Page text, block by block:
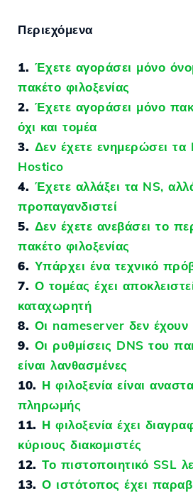
Περιεχόμενα
1. Έχετε αγοράσει μόνο
πακέτο φιλοξενίας
2. Έχετε αγοράσει μόνο
όχι και τομέα
3. Δεν έχετε ενημερώσει
Hostico
4. Έχετε αλλάξει τα NS,
προπαγανδιστεί
5. Δεν έχετε ανεβάσει το
πακέτο φιλοξενίας
6. Υπάρχει ένα τεχνικό
7. Ο τομέας έχει
καταχωρητή
8. Οι nameserver δεν έχουν
9. Οι ρυθμίσεις DNS του
είναι λανθασμένες
10. Η φιλοξενία είναι
πληρωμής
11. Η φιλοξενία έχει
κύριους διακομιστές
12. Το πιστοποιητικό SSL
13. Ο ιστότοπος έχει